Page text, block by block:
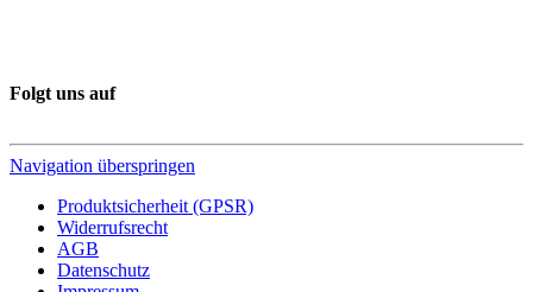
Folgt uns auf
Navigation überspringen
Produktsicherheit (GPSR)
Widerrufsrecht
AGB
Datenschutz